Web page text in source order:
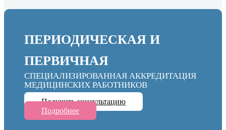
ПЕРИОДИЧЕСКАЯ И
ПЕРВИЧНАЯ
СПЕЦИАЛИЗИРОВАННАЯ АККРЕДИТАЦИЯ
МЕДИЦИНСКИХ РАБОТНИКОВ
Получить консультацию
Подробнее